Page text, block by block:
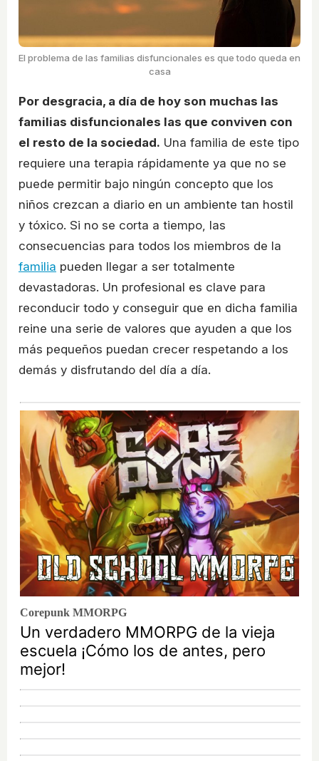
El problema de las familias disfuncionales es que todo queda en
casa
Por desgracia, a día de hoy son muchas las
familias disfuncionales las que conviven con
el resto de la sociedad. Una familia de este tipo
requiere una terapia rápidamente ya que no se
puede permitir bajo ningún concepto que los
niños crezcan a diario en un ambiente tan hostil
y tóxico. Si no se corta a tiempo, las
consecuencias para todos los miembros de la
familia pueden llegar a ser totalmente
devastadoras. Un profesional es clave para
reconducir todo y conseguir que en dicha familia
reine una serie de valores que ayuden a que los
más pequeños puedan crecer respetando a los
demás y disfrutando del día a día.
Corepunk MMORPG
Un verdadero MMORPG de la vieja
escuela ¡Cómo los de antes, pero
mejor!